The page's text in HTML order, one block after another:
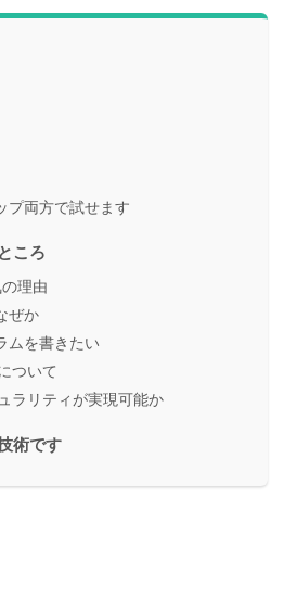
プ両方で試せます
ころ
理由
ぜか
ムを書きたい
ついて
ラリティが実現可能か
術です